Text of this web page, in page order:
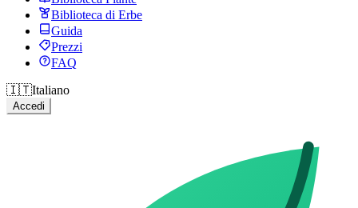
Biblioteca di Erbe
Guida
Prezzi
FAQ
🇮🇹Italiano
Accedi